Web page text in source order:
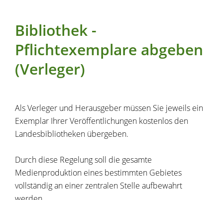
Bibliothek -
Pflichtexemplare abgeben
(Verleger)
Als Verleger und Herausgeber müssen Sie jeweils ein
Exemplar Ihrer Veröffentlichungen kostenlos den
Landesbibliotheken übergeben.
Durch diese Regelung soll die gesamte
Medienproduktion eines bestimmten Gebietes
vollständig an einer zentralen Stelle aufbewahrt